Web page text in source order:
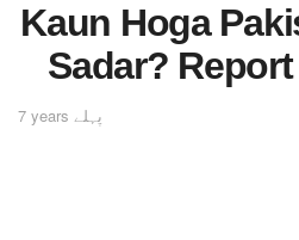
Kaun Hoga
Sadar?
7 years پہلے